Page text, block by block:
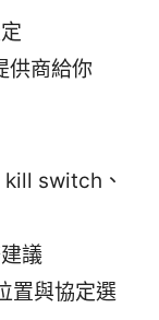
供商給你
kill switch、
議
置與協定選